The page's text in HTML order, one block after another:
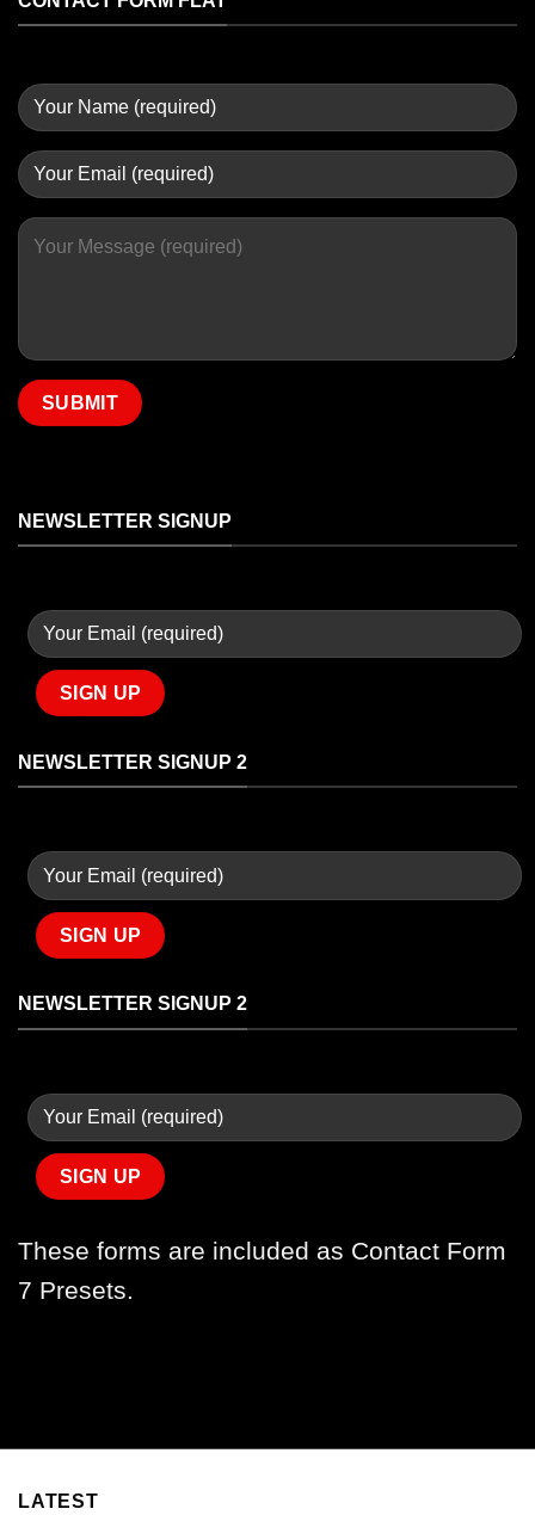
NEWSLETTER SIGNUP
NEWSLETTER SIGNUP 2
NEWSLETTER SIGNUP 2
These forms are included as Contact Form
7 Presets.
LATEST